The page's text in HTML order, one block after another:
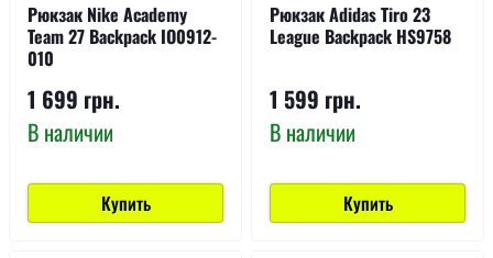
Рюкзак Nike Academy
Team 27 Backpack IO0912-
010
1 699 грн.
В наличии
Купить
Рюкзак Adidas Tiro 23
League Backpack HS9758
1 599 грн.
В наличии
Купить